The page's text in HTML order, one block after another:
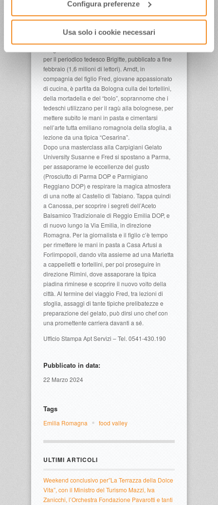
Configura preferenze
Usa solo i cookie necessari
315, sempre riservata al regista riminese quando,
alle ore più diverse, ritornava nella sua città
natale spinto dalla nostalgia.
per il periodico tedesco Brigitte, pubblicato a fine
febbraio (1,6 milioni di lettori). Arndt, in
compagnia del figlio Fred, giovane appassionato
di cucina, è partita da Bologna culla dei tortellini,
della mortadella e del “bolo”, soprannome che i
tedeschi utilizzano per il ragù alla bolognese, per
mettere subito le mani in pasta e cimentarsi
nell’arte tutta emiliano romagnola della sfoglia, a
lezione da una tipica “Cesarina”.
Dopo una masterclass alla Carpigiani Gelato
University Susanne e Fred si spostano a Parma,
per assaporarne le eccellenze del gusto
(Prosciutto di Parma DOP e Parmigiano
Reggiano DOP) e respirare la magica atmosfera
di una notte al Castello di Tabiano. Tappa quindi
a Canossa, per scoprire i segreti dell’Aceto
Balsamico Tradizionale di Reggio Emilia DOP, e
di nuovo lungo la Via Emilia, in direzione
Romagna. Per la giornalista e il figlio c’è tempo
per rimettere le mani in pasta a Casa Artusi a
Forlimpopoli, dando vita assieme ad una Marietta
a cappelletti e tortellini, per poi proseguire in
direzione Rimini, dove assaporare la tipica
piadina riminese e scoprire il nuovo volto della
città. Al termine del viaggio Fred, tra lezioni di
sfoglia, assaggi di tante tipiche prelibatezze e
preparazione del gelato, può dirsi uno chef con
una promettente carriera davanti a sé.
Ufficio Stampa Apt Servizi – Tel. 0541-430.190
Pubblicato in data:
22 Marzo 2024
Tags
Emilia Romagna food valley
ULTIMI ARTICOLI
Weekend conclusivo per”La Terrazza della Dolce
Vita”, con il Ministro del Turismo Mazzi, Iva
Zanicchi, l’Orchestra Fondazione Pavarotti e tanti